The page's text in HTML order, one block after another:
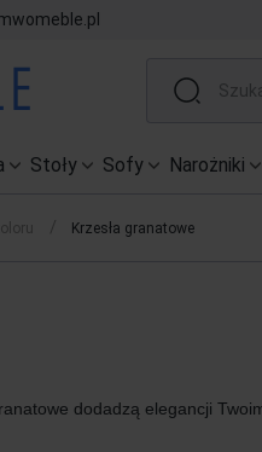
Stoły Sofy Narożniki
Krzesła granatowe
dodadzą elegancji